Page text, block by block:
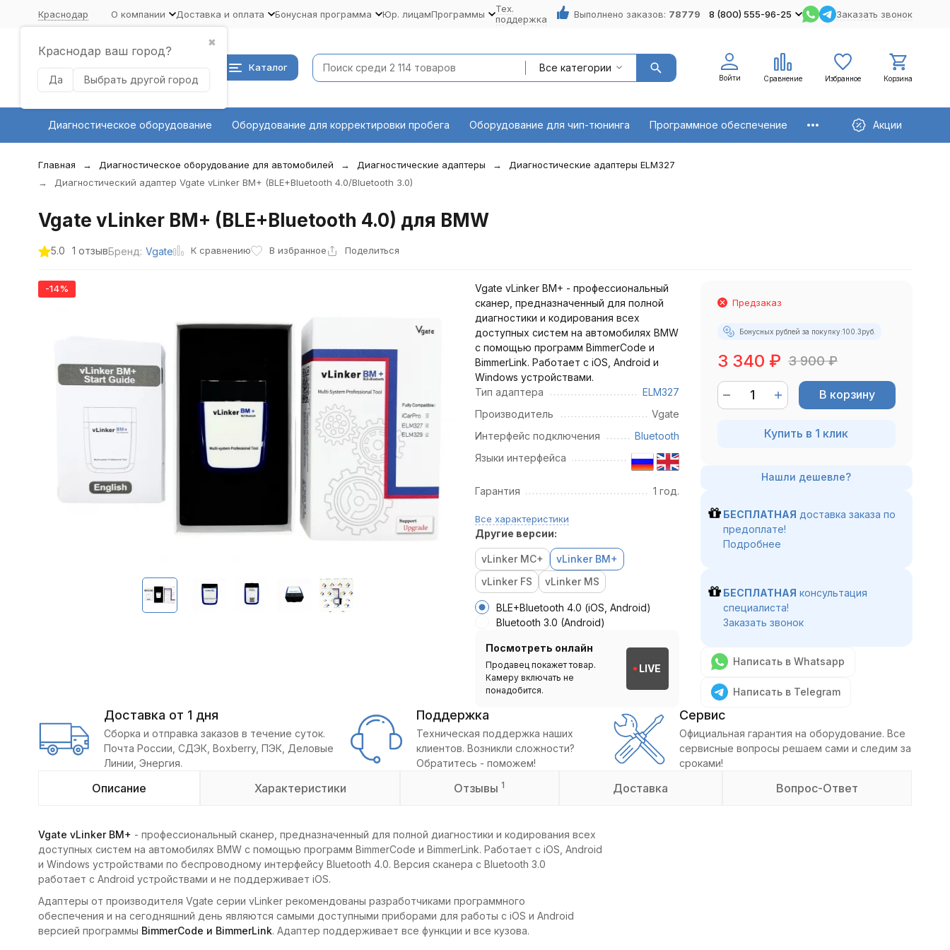
Краснодар
✖
Краснодар ваш город?
Да Выбрать другой город
О компании Доставка и оплата Бонусная программа Юр. лицамПрограммы
Тех.
поддержка
Выполнено заказов: 78779 8 (800) 555-96-25 Заказать звонок
Каталог Все категории
Войти Сравнение Избранное Корзина
Диагностическое оборудование Оборудование для корректировки пробега Оборудование для чип-тюнинга Программное обеспечение Акции
Главная Диагностическое оборудование для автомобилей Диагностические адаптеры
Диагностические адаптеры ELM327
Диагностический адаптер Vgate vLinker BM+ (BLE+Bluetooth 4.0/Bluetooth 3.0)
Vgate vLinker BM+ (BLE+Bluetooth 4.0) для BMW
5.0 1 отзывБренд: Vgate К сравнению В избранное Поделиться
-14%
Vgate vLinker BM+ - профессиональный
сканер, предназначенный для полной
диагностики и кодирования всех
доступных систем на автомобилях BMW
с помощью программ BimmerCode и
BimmerLink. Работает с iOS, Android и
Windows устройствами.
Тип адаптера
ELM327
Производитель
Vgate
Интерфейс подключения
Bluetooth
Языки интерфейса
Гарантия 1 год.
Все характеристики
Другие версии:
vLinker MC+
vLinker BM+
vLinker FS
vLinker MS
BLE+Bluetooth 4.0 (iOS, Android)
Bluetooth 3.0 (Android)
Посмотреть онлайн
Продавец покажет товар.
Камеру включать не
понадобится.
LIVE
Предзаказ
Бонусных рублей за покупку:100.3руб.
3 340 ₽ 3 900₽
В корзину
Купить в 1 клик
БЕСПЛАТНАЯ доставка заказа по
предоплате!
Подробнее
БЕСПЛАТНАЯ консультация
специалиста!
Заказать звонок
Написать в Whatsapp
Написать в Telegram
Доставка от 1 дня
Сборка и отправка заказов в течение суток.
Почта России, СДЭК, Boxberry, ПЭК, Деловые
Линии, Энергия.
Поддержка
Техническая поддержка наших
клиентов. Возникли сложности?
Обратитесь - поможем!
Сервис
Официальная гарантия на оборудование. Все
сервисные вопросы решаем сами и следим за
сроками!
Описание Характеристики Отзывы1 Доставка Вопрос-Ответ
Vgate vLinker BM+ - профессиональный сканер, предназначенный для полной диагностики и кодирования всех
доступных систем на автомобилях BMW с помощью программ BimmerCode и BimmerLink. Работает с iOS, Android
и Windows устройствами по беспроводному интерфейсу Bluetooth 4.0. Версия сканера с Bluetooth 3.0
работает с Android устройствами и не поддерживает iOS.
Адаптеры от производителя Vgate серии vLinker рекомендованы разработчиками программного
обеспечения и на сегодняшний день являются самыми доступными приборами для работы с iOS и Android
версией программы BimmerCode и BimmerLink. Адаптер поддерживает все функции и все кузова.